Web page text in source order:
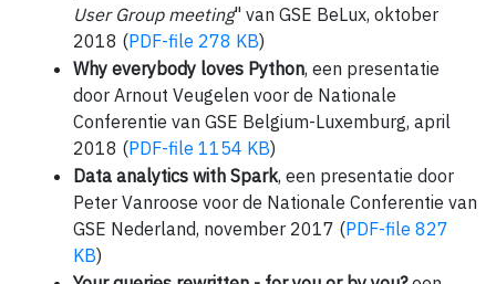
User Group meeting" van GSE BeLux, oktober
2018 (PDF-file 278 KB)
Why everybody loves Python, een presentatie
door Arnout Veugelen voor de Nationale
Conferentie van GSE Belgium-Luxemburg, april
2018 (PDF-file 1154 KB)
Data analytics with Spark, een presentatie door
Peter Vanroose voor de Nationale Conferentie van
GSE Nederland, november 2017 (PDF-file 827
KB)